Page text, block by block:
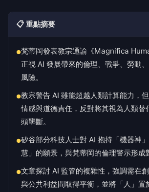
📋 重點摘要
●梵蒂岡發表教宗通諭《Magnifica
正視 AI 發展帶來的倫理、戰爭、勞動
風險。
●教宗警告 AI 雖能超越人類計算能力，但
情感與道德責任，反對將其視為人類替
頭壟斷。
●矽谷部分科技人士對 AI 抱持「機器神
慧」的願景，與梵蒂岡的倫理警示形成
●文章探討 AI 監管的複雜性，強調需在
與公共利益間取得平衡，並將「人」置